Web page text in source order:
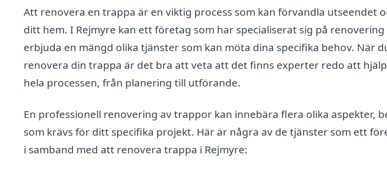
Att renovera en trappa är en viktig process som kan förvandla utseendet
ditt hem. I Rejmyre kan ett företag som har specialiserat sig på
erbjuda en mängd olika tjänster som kan möta dina specifika behov. När
renovera din trappa är det bra att veta att det finns experter redo att
hela processen, från planering till utförande.
En professionell renovering av trappor kan innebära flera olika aspekter,
som krävs för ditt specifika projekt. Här är några av de tjänster som ett
i samband med att renovera trappa i Rejmyre: